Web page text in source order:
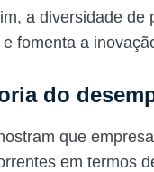
a diversidade de
fomenta a
do
que
em termos